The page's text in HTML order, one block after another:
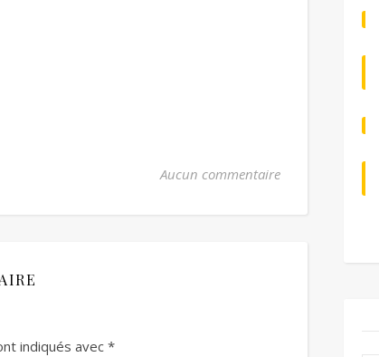
Aucun commentaire
indiqués avec*